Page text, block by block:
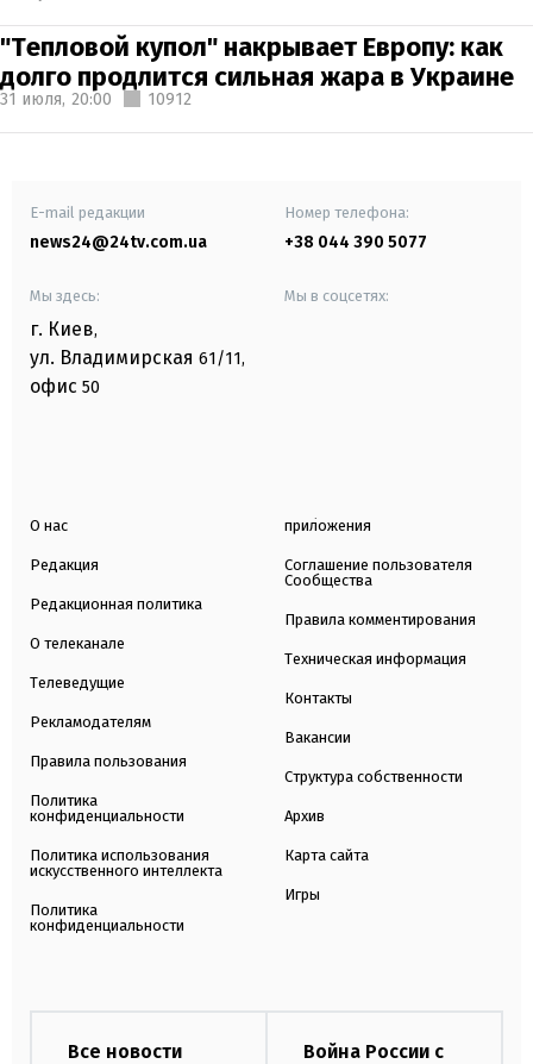
"Тепловой купол" накрывает Европу: как
долго продлится сильная жара в Украине
31 июля, 20:00 10912
E-mail редакции
news24@24tv.com.ua
Номер телефона:
+38 044 390 5077
Мы здесь:
г. Киев,
ул. Владимирская 61/11,
офис 50
Мы в соцсетях:
О нас
Редакция
Редакционная политика
О телеканале
Телеведущие
Рекламодателям
Правила пользования
Политика
конфиденциальности
Политика использования
искусственного интеллекта
Политика
конфиденциальности
приложения
Соглашение пользователя
Сообщества
Правила комментирования
Техническая информация
Контакты
Вакансии
Структура собственности
Архив
Карта сайта
Игры
Все новости
Война России с